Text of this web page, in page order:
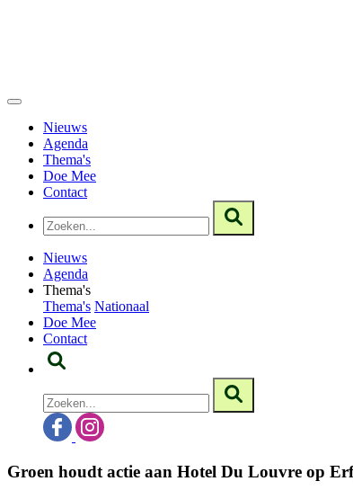
Nieuws
Agenda
Thema's
Doe Mee
Contact
Nieuws
Agenda
Thema's
Thema's Nationaal
Doe Mee
Contact
Groen houdt actie aan Hotel Du Louvre op